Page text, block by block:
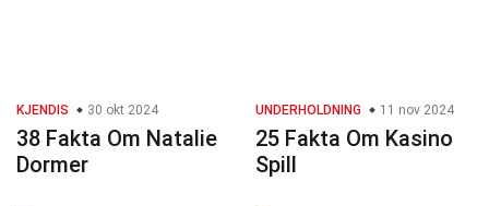
KJENDIS 30 okt 2024
38 Fakta Om Natalie
Dormer
UNDERHOLDNING 11 nov 2024
25 Fakta Om Kasino
Spill